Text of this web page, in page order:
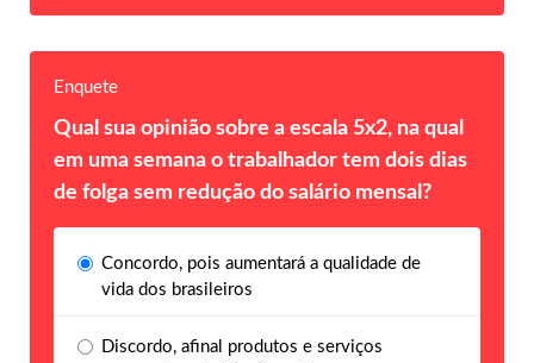
Enquete
Qual sua opinião sobre a escala 5x2, na qual
em uma semana o trabalhador tem dois dias
de folga sem redução do salário mensal?
Concordo, pois aumentará a qualidade de
vida dos brasileiros
Discordo, afinal produtos e serviços